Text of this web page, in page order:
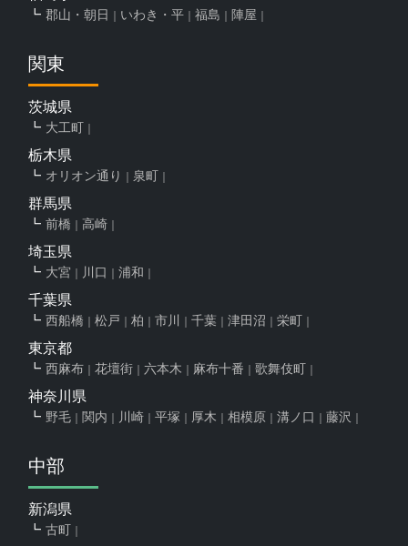
郡山・朝日 いわき・平 福島 陣屋
関東
茨城県
大工町
栃木県
オリオン通り 泉町
群馬県
前橋 高崎
埼玉県
大宮 川口 浦和
千葉県
西船橋 松戸 柏 市川 千葉 津田沼 栄町
東京都
西麻布 花壇街 六本木 麻布十番 歌舞伎町
神奈川県
野毛 関内 川崎 平塚 厚木 相模原 溝ノ口 藤沢
中部
新潟県
古町